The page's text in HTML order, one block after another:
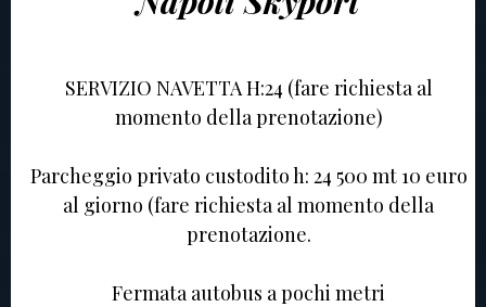
SERVIZIO NAVETTA H:24 (fare richiesta al
momento della prenotazione)
Parcheggio privato custodito h: 24 500 mt 10 euro
al giorno (fare richiesta al momento della
prenotazione.
Fermata autobus a pochi metri